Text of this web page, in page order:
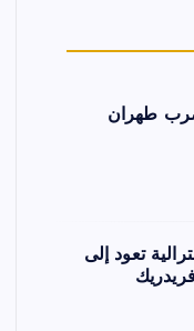
طهران
تعود إلى